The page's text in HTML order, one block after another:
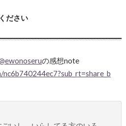
ださい
の感想note